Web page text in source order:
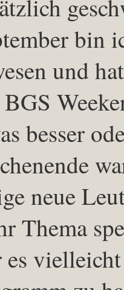
bin
und
BGS
besser
neue
Thema
es